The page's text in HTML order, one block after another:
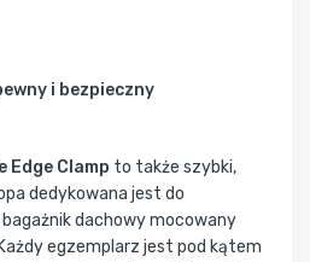
i bezpieczny
Edge Clamp to także szybki,
dedykowana jest do
dachowy mocowany
egzemplarz jest pod kątem